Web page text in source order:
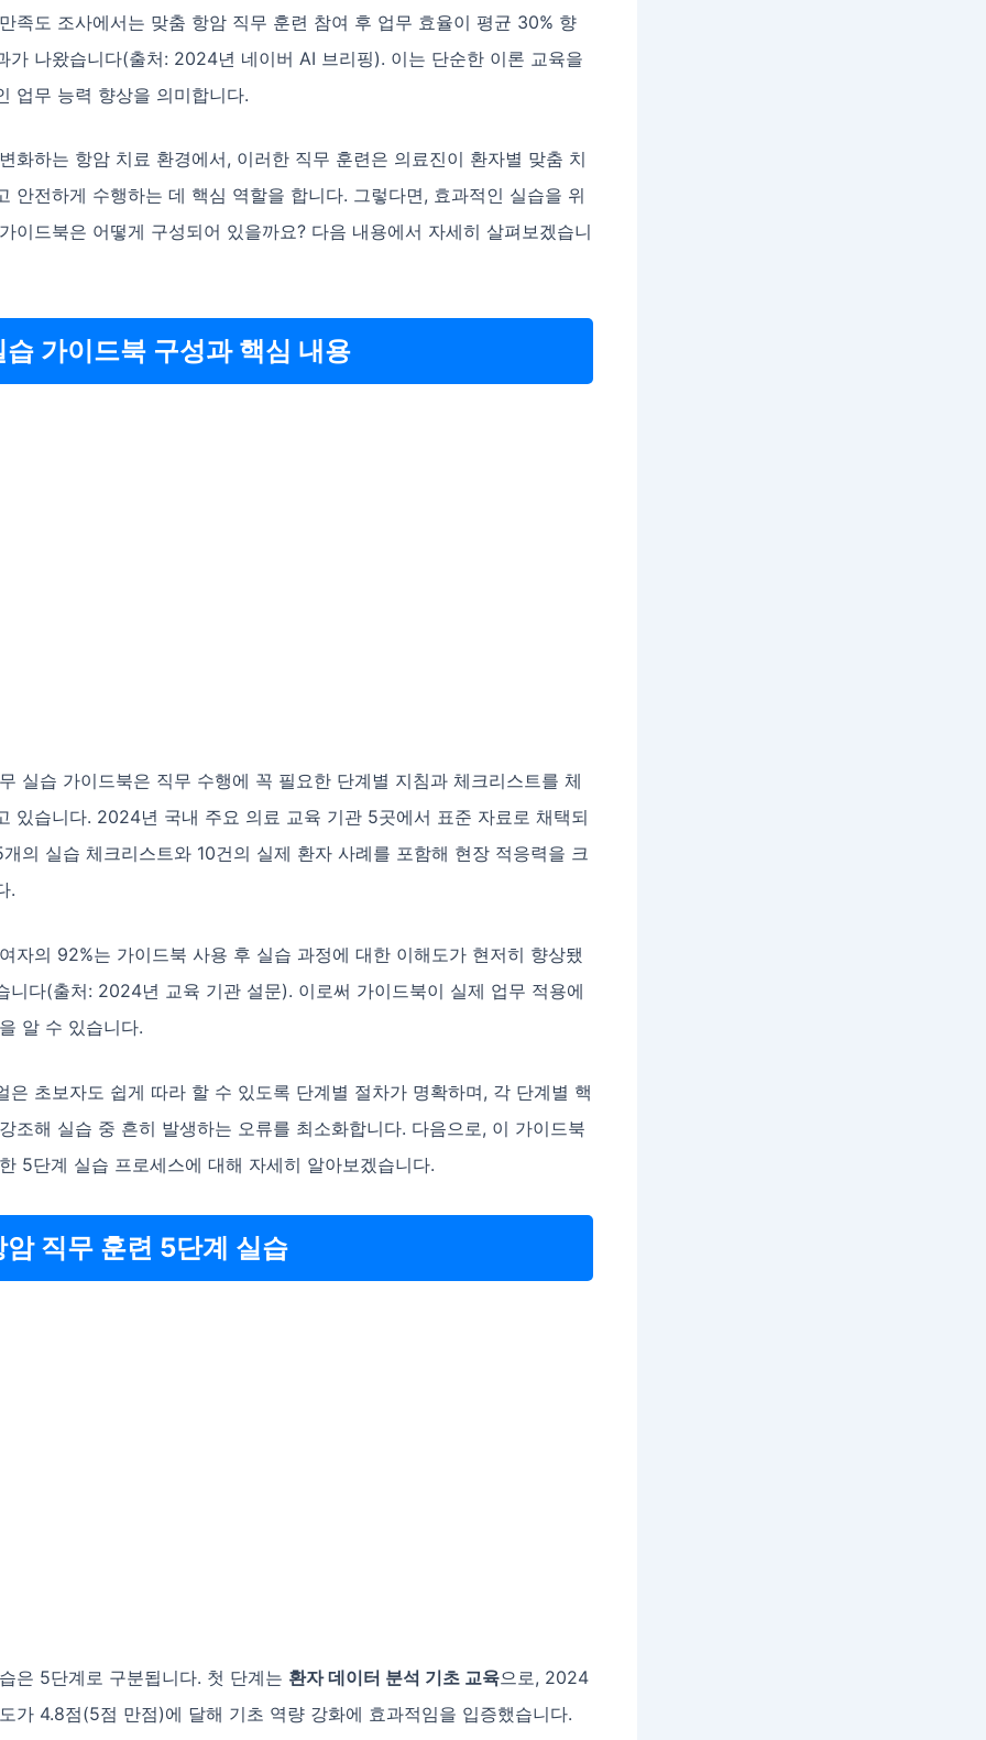
족도 조사에서는 맞춤 항암 직무 훈련 참여 후 업무 효율이 평균 30% 향
가 나왔습니다(출처: 2024년 네이버 AI 브리핑). 이는 단순한 이론 교육을
업무 능력 향상을 의미합니다.
화하는 항암 치료 환경에서, 이러한 직무 훈련은 의료진이 환자별 맞춤 치
안전하게 수행하는 데 핵심 역할을 합니다. 그렇다면, 효과적인 실습을 위
이드북은 어떻게 구성되어 있을까요? 다음 내용에서 자세히 살펴보겠습니
습 가이드북 구성과 핵심 내용
실습 가이드북은 직무 수행에 꼭 필요한 단계별 지침과 체크리스트를 체
있습니다. 2024년 국내 주요 의료 교육 기관 5곳에서 표준 자료로 채택되
의 실습 체크리스트와 10건의 실제 환자 사례를 포함해 현장 적응력을 크
.
자의 92%는 가이드북 사용 후 실습 과정에 대한 이해도가 현저히 향상됐
니다(출처: 2024년 교육 기관 설문). 이로써 가이드북이 실제 업무 적용에
알 수 있습니다.
은 초보자도 쉽게 따라 할 수 있도록 단계별 절차가 명확하며, 각 단계별 핵
조해 실습 중 흔히 발생하는 오류를 최소화합니다. 다음으로, 이 가이드북
5단계 실습 프로세스에 대해 자세히 알아보겠습니다.
암 직무 훈련 5단계 실습
은 5단계로 구분됩니다. 첫 단계는 환자 데이터 분석 기초 교육으로, 2024
가 4.8점(5점 만점)에 달해 기초 역량 강화에 효과적임을 입증했습니다.